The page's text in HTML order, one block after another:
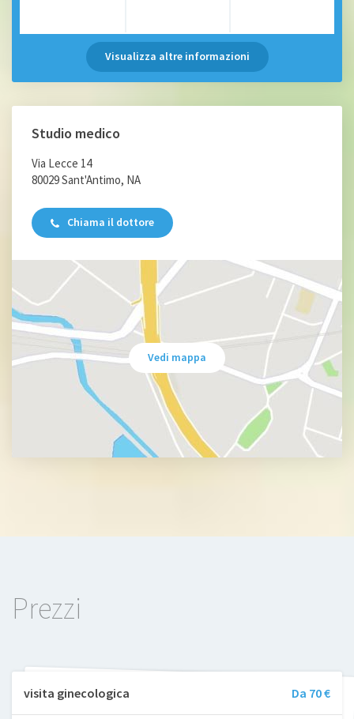
Visualizza altre informazioni
Studio medico
Via Lecce 14
80029 Sant'Antimo, NA
Chiama il dottore
Vedi mappa
Prezzi
visita ginecologica Da 70 €